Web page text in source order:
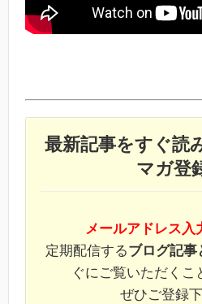
最新記事をすぐ読
マガ登
メールアドレス入
定期配信するブログ記
ぐにご覧いただくこ
ぜひご登録下